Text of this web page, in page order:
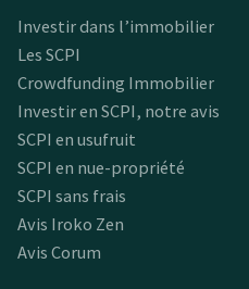
Investir dans l’immobilier
Les SCPI
Crowdfunding Immobilier
Investir en SCPI, notre avis
SCPI en usufruit
SCPI en nue-propriété
SCPI sans frais
Avis Iroko Zen
Avis Corum